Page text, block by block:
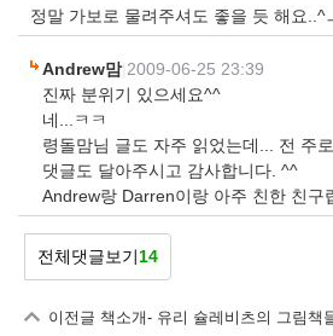
정말 가보로 물려주셔도 좋을 듯 해요..^
Andrew맘| 2009-06-25 23:39
진짜 분위기 있으세요^^
네...ㅋㅋ
령돌맘님 글도 자주 읽었는데... 전 주로
댓글도 달아주시고 감사합니다. ^^
Andrew랑 Darren이랑 아주 친한 친구
전체댓글보기14
이전글 책소개- 유리 슐레비츠의 그림책